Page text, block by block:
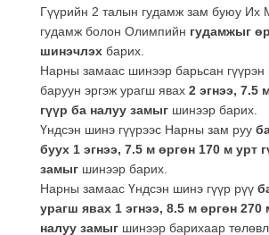
Гүүрийн 2 талын гудамж зам буюу Их
гудамж болон Олимпийн гудамжыг
шинэчлэх барих.
Нарны замаас шинээр барьсан гүүрэн
баруун эргэж урагш явах 2 эгнээ, 7.5
гүүр ба налуу замыг шинээр барих.
Үндсэн шинэ гүүрээс Нарны зам руу
буух 1 эгнээ, 7.5 м өргөн 170 м урт
замыг шинээр барих.
Нарны замаас Үндсэн шинэ гүүр рүү
урагш явах 1 эгнээ, 8.5 м өргөн 270
налуу замыг шинээр барихаар